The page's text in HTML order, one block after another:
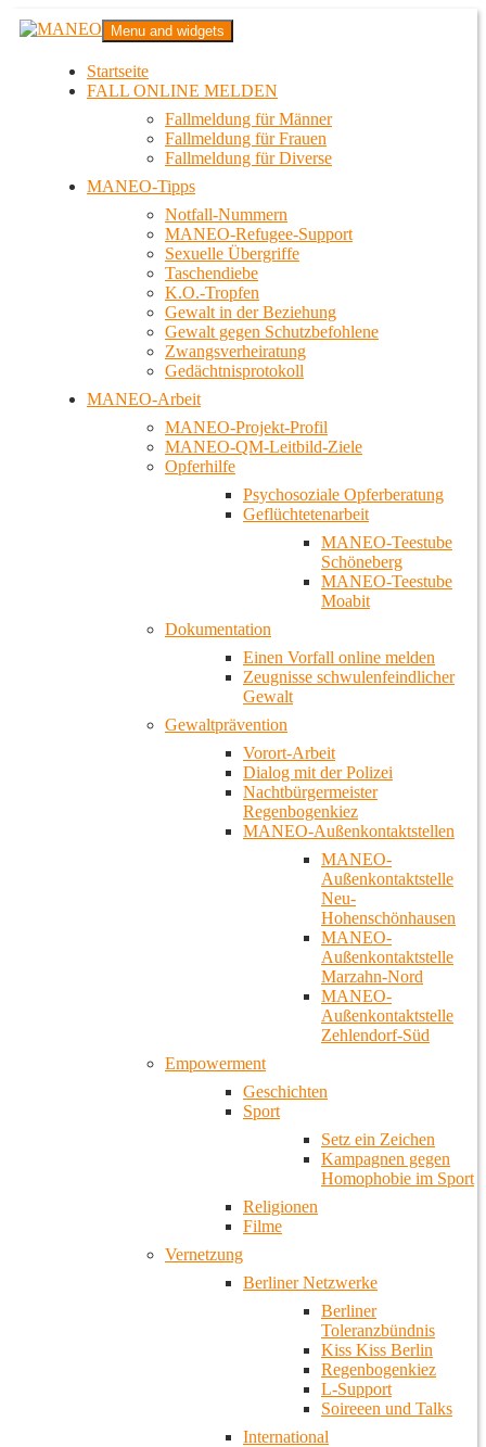
Zum
InhaltMANEO
Das schwule Anti-Gewalt-Projekt in Berlin
Menu and widgets
Startseite
FALL ONLINE MELDEN
Fallmeldung für Männer
Fallmeldung für Frauen
Fallmeldung für Diverse
MANEO-Tipps
Notfall-Nummern
MANEO-Refugee-Support
Sexuelle Übergriffe
Taschendiebe
K.O.-Tropfen
Gewalt in der Beziehung
Gewalt gegen Schutzbefohlene
Zwangsverheiratung
Gedächtnisprotokoll
MANEO-Arbeit
MANEO-Projekt-Profil
MANEO-QM-Leitbild-Ziele
Opferhilfe
Psychosoziale Opferberatung
Geflüchtetenarbeit
MANEO-Teestube
Schöneberg
MANEO-Teestube
Moabit
Dokumentation
Einen Vorfall online melden
Zeugnisse schwulenfeindlicher
Gewalt
Gewaltprävention
Vorort-Arbeit
Dialog mit der Polizei
Nachtbürgermeister
Regenbogenkiez
MANEO-Außenkontaktstellen
MANEO-
Außenkontaktstelle
Neu-
Hohenschönhausen
MANEO-
Außenkontaktstelle
Marzahn-Nord
MANEO-
Außenkontaktstelle
Zehlendorf-Süd
Empowerment
Geschichten
Sport
Setz ein Zeichen
Kampagnen gegen
Homophobie im Sport
Religionen
Filme
Vernetzung
Berliner Netzwerke
Berliner
Toleranzbündnis
Kiss Kiss Berlin
Regenbogenkiez
L-Support
Soireeen und Talks
International